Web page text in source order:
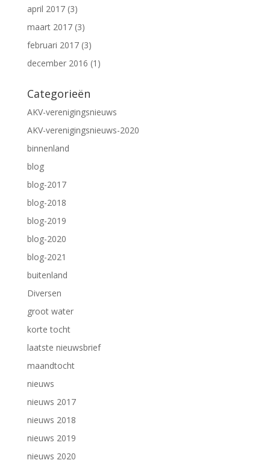
april 2017(3)
maart 2017(3)
februari 2017(3)
december 2016 (1)
Categorieën
AKV-verenigingsnieuws
AKV-verenigingsnieuws-2020
binnenland
blog
blog-2017
blog-2018
blog-2019
blog-2020
blog-2021
buitenland
Diversen
groot water
korte tocht
laatste nieuwsbrief
maandtocht
nieuws
nieuws 2017
nieuws 2018
nieuws 2019
nieuws 2020